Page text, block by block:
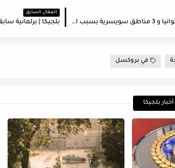
بلجيكا | حظر السفر لـ ليتوانيا و 3 مناطق سويسرية بسبب ارتفاع عدد مصابى كورونا
المقال السابق
في بروكسل
بلجيكا